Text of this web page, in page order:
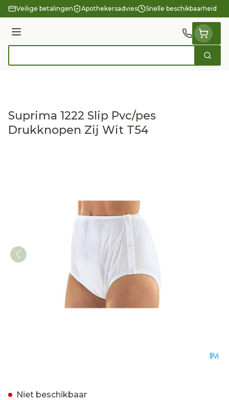
Ga naar de inhoud
Veilige betalingen Apothekersadvies Snelle beschikbaarheid
Menu
Zoek
Suprima 1222 Slip Pvc/pes
Drukknopen Zij Wit T54
Niet beschikbaar